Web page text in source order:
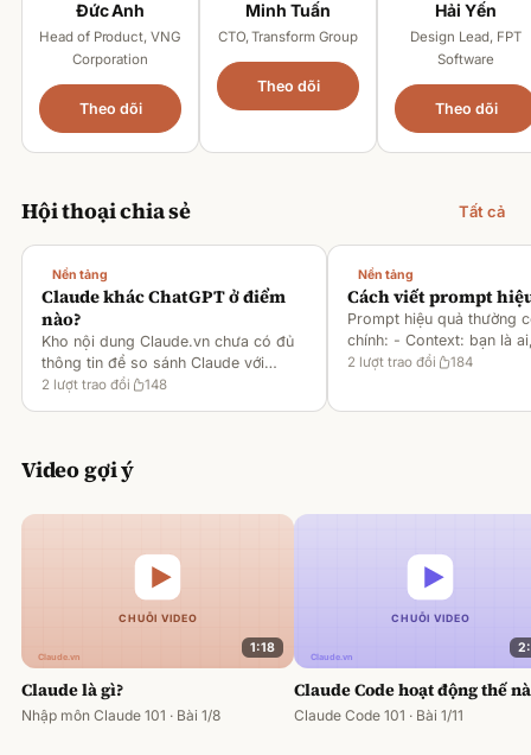
Đức Anh
Head of Product, VNG
Corporation
Theo dõi
Minh Tuấn
CTO, Transform Group
Theo dõi
Hải Yến
Design Lead, FPT
Software
Theo dõi
Hội thoại chia sẻ Tất cả
Nền tảng
Claude khác ChatGPT ở điểm
nào?
Kho nội dung Claude.vn chưa có đủ
thông tin để so sánh Claude với
ChatGPT. Hiện chỉ có tài liệu về
2 lượt trao đổi 148
Nền tảng
Cách viết prompt
Prompt hiệu quả thường
chính: - Context: bạn là
gì [1][2][6] - Task: muốn
2 lượt trao đổi 184
Video gợi ý
1:18
Claude là gì?
Nhập môn Claude 101 · Bài 1/8
Claude Code hoạt động thế
Claude Code 101 · Bài 1/11